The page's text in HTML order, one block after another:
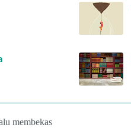
membekas